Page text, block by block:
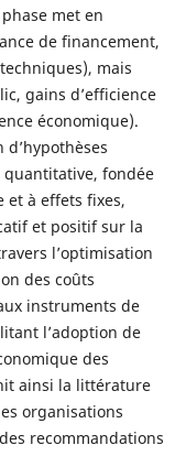
met en
de financement,
mais
gains d’efficience
économique).
quantitative, fondée
et à effets fixes,
et positif sur la
l’optimisation
des coûts
instruments de
l’adoption de
des
ainsi la littérature
organisations
recommandations